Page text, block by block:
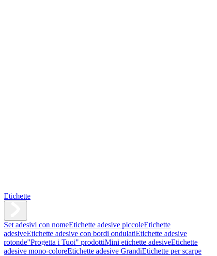
Etichette
Set adesivi con nomeEtichette adesive piccoleEtichette
adesiveEtichette adesive con bordi ondulatiEtichette adesive
rotonde"Progetta i Tuoi" prodottiMini etichette adesiveEtichette
adesive mono-coloreEtichette adesive GrandiEtichette per scarpe